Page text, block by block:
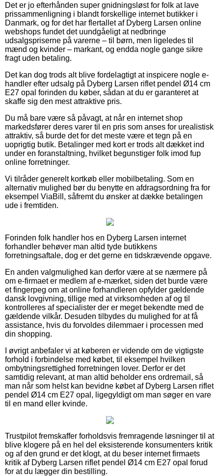
Det er jo efterhånden super gnidningsløst for folk at lave
prissammenligning i blandt forskellige internet butikker i
Danmark, og for det har flertallet af Dyberg Larsen online
webshops fundet det uundgåeligt at nedbringe
udsalgspriserne på varerne – til børn, men ligeledes til
mænd og kvinder – markant, og endda nogle gange sikre
fragt uden betaling.
Det kan dog trods alt blive fordelagtigt at inspicere nogle e-
handler efter udsalg på Dyberg Larsen riflet pendel Ø14 cm
E27 opal forinden du køber, sådan at du er garanteret at
skaffe sig den mest attraktive pris.
Du må bare være så påvagt, at når en internet shop
markedsfører deres varer til en pris som anses for urealistisk
attraktiv, så burde det for det meste være et tegn på en
uoprigtig butik. Betalinger med kort er trods alt dækket ind
under en foranstaltning, hvilket begunstiger folk imod fup
online forretninger.
Vi tilråder generelt kortkøb eller mobilbetaling. Som en
alternativ mulighed bør du benytte en afdragsordning fra for
eksempel ViaBill, såfremt du ønsker at dække betalingen
ude i fremtiden.
Forinden folk handler hos en Dyberg Larsen internet
forhandler behøver man altid tyde butikkens
forretningsaftale, dog er det gerne en tidskrævende opgave.
En anden valgmulighed kan derfor være at se nærmere på
om e-firmaet er medlem af e-mærket, siden det burde være
et fingerpeg om at online forhandleren opfylder gældende
dansk lovgivning, tillige med at virksomheden af og til
kontrolleres af specialister der er meget bekendte med de
gældende vilkår. Desuden tilbydes du mulighed for at få
assistance, hvis du forvoldes dilemmaer i processen med
din shopping.
I øvrigt anbefaler vi at køberen er vidende om de vigtigste
forhold i forbindelse med købet, til eksempel hvilken
ombytningsrettighed forretningen lover. Derfor er det
samtidig relevant, at man altid beholder ens ordremail, så
man når som helst kan bevidne købet af Dyberg Larsen riflet
pendel Ø14 cm E27 opal, ligegyldigt om man søger en vare
til en mand eller kvinde.
Trustpilot fremskaffer forholdsvis fremragende løsninger til at
blive klogere på en hel del eksisterende konsumenters kritik
og af den grund er det klogt, at du beser internet firmaets
kritik af Dyberg Larsen riflet pendel Ø14 cm E27 opal forud
for at du lægger din bestilling.